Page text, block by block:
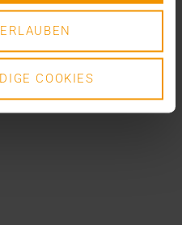
COOKIES